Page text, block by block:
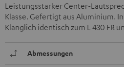
Leistungsstarker Center-
Klasse. Gefertigt aus Aluminium.
Klanglich identisch zum L 430 FR
Abmessungen